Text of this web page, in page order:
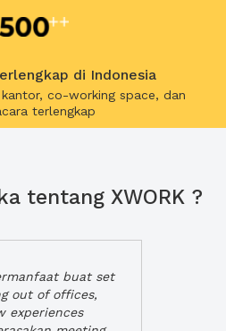
di Indonesia
co-working space, dan
terlengkap
tentang XWORK ?
buat set
out of offices,
experiences